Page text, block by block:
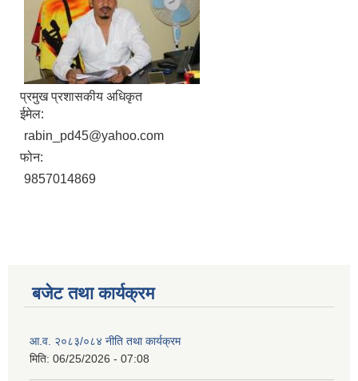
प्रमुख प्रशासकीय अधिकृत
ईमेल:
rabin_pd45@yahoo.com
फोन:
9857014869
बजेट तथा कार्यक्रम
आ.व. २०८३/०८४ नीति तथा कार्यक्रम
मिति: 06/25/2026 - 07:08